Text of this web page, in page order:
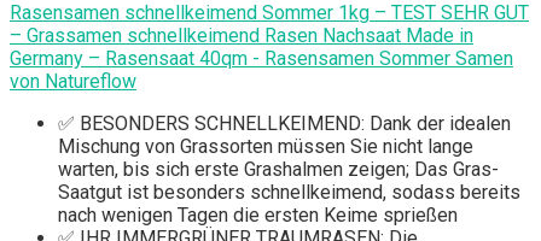
Rasensamen schnellkeimend Sommer 1kg – TEST SEHR GUT
– Grassamen schnellkeimend Rasen Nachsaat Made in
Germany – Rasensaat 40qm - Rasensamen Sommer Samen
von Natureflow
✅ BESONDERS SCHNELLKEIMEND: Dank der idealen
Mischung von Grassorten müssen Sie nicht lange
warten, bis sich erste Grashalmen zeigen; Das Gras-
Saatgut ist besonders schnellkeimend, sodass bereits
nach wenigen Tagen die ersten Keime sprießen